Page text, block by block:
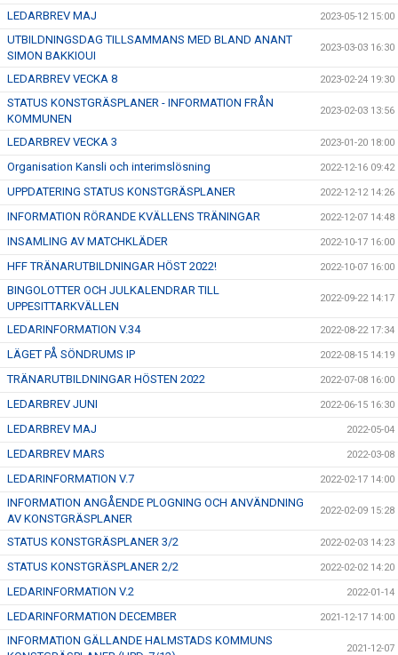
LEDARBREV MAJ 2023-05-12 15:00
UTBILDNINGSDAG TILLSAMMANS MED BLAND ANANT
SIMON BAKKIOUI
2023-03-03 16:30
LEDARBREV VECKA 8 2023-02-24 19:30
STATUS KONSTGRÄSPLANER - INFORMATION FRÅN
KOMMUNEN
2023-02-03 13:56
LEDARBREV VECKA 3 2023-01-20 18:00
Organisation Kansli och interimslösning 2022-12-16 09:42
UPPDATERING STATUS KONSTGRÄSPLANER 2022-12-12 14:26
INFORMATION RÖRANDE KVÄLLENS TRÄNINGAR 2022-12-07 14:48
INSAMLING AV MATCHKLÄDER 2022-10-17 16:00
HFF TRÄNARUTBILDNINGAR HÖST 2022! 2022-10-07 16:00
BINGOLOTTER OCH JULKALENDRAR TILL
UPPESITTARKVÄLLEN
2022-09-22 14:17
LEDARINFORMATION V.34 2022-08-22 17:34
LÄGET PÅ SÖNDRUMS IP 2022-08-15 14:19
TRÄNARUTBILDNINGAR HÖSTEN 2022 2022-07-08 16:00
LEDARBREV JUNI 2022-06-15 16:30
LEDARBREV MAJ 2022-05-04
LEDARBREV MARS 2022-03-08
LEDARINFORMATION V.7 2022-02-17 14:00
INFORMATION ANGÅENDE PLOGNING OCH ANVÄNDNING
AV KONSTGRÄSPLANER
2022-02-09 15:28
STATUS KONSTGRÄSPLANER 3/2 2022-02-03 14:23
STATUS KONSTGRÄSPLANER 2/2 2022-02-02 14:20
LEDARINFORMATION V.2 2022-01-14
LEDARINFORMATION DECEMBER 2021-12-17 14:00
INFORMATION GÄLLANDE HALMSTADS KOMMUNS
2021-12-07